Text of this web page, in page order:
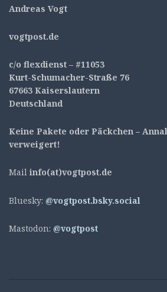
Andreas Vogt
vogtpost.de
c/o flexdienst – #11053
Kurt-Schumacher-Straße 76
67663 Kaiserslautern
Deutschland
Keine Pakete oder Päckchen –
verweigert!
Mail info(at)vogtpost.de
Bluesky: @vogtpost.bsky.social
Mastodon: @vogtpost